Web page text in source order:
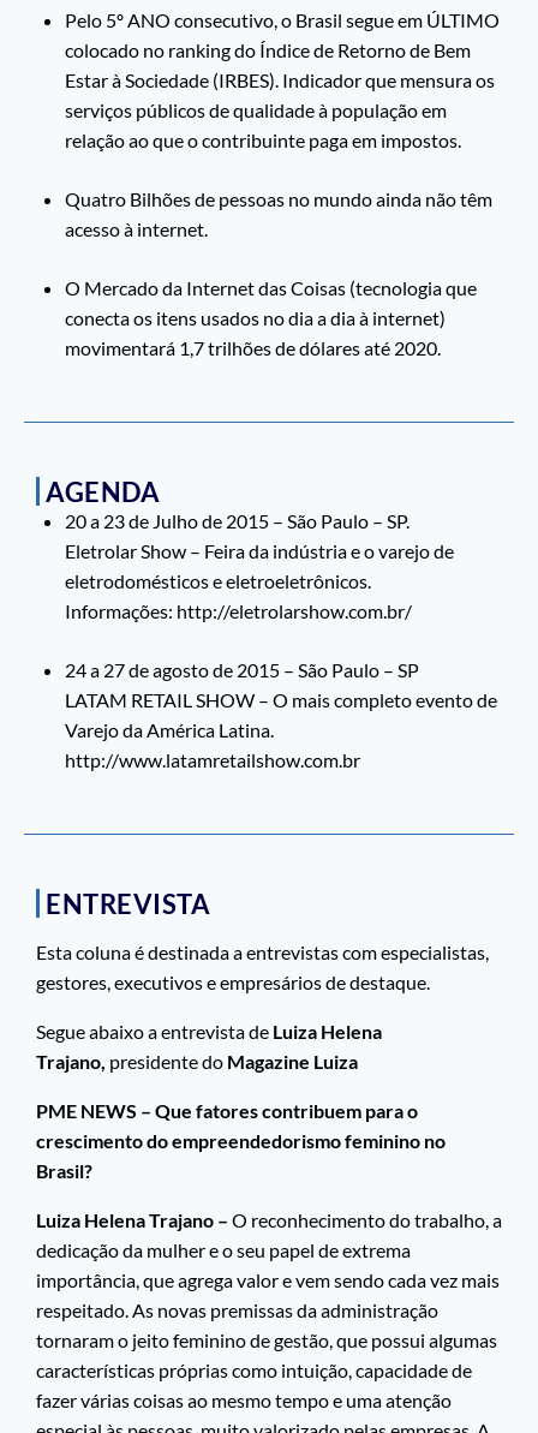
Pelo 5º ANO consecutivo, o Brasil segue em ÚLTIMO
colocado no ranking do Índice de Retorno de Bem
Estar à Sociedade (IRBES). Indicador que mensura os
serviços públicos de qualidade à população em
relação ao que o contribuinte paga em impostos.
Quatro Bilhões de pessoas no mundo ainda não têm
acesso à internet.
O Mercado da Internet das Coisas (tecnologia que
conecta os itens usados no dia a dia à internet)
movimentará 1,7 trilhões de dólares até 2020.
AGENDA
20 a 23 de Julho de 2015 – São Paulo – SP.
Eletrolar Show – Feira da indústria e o varejo de
eletrodomésticos e eletroeletrônicos.
Informações: http://eletrolarshow.com.br/
24 a 27 de agosto de 2015 – São Paulo – SP
LATAM RETAIL SHOW – O mais completo evento de
Varejo da América Latina.
http://www.latamretailshow.com.br
ENTREVISTA
Esta coluna é destinada a entrevistas com especialistas,
gestores, executivos e empresários de destaque.
Segue abaixo a entrevista de Luiza Helena
Trajano presidente do Magazine Luiza
PME NEWS – Que fatores contribuem para o
crescimento do empreendedorismo feminino no
Brasil?
Luiza Helena Trajano – O reconhecimento do trabalho, a
dedicação da mulher e o seu papel de extrema
importância, que agrega valor e vem sendo cada vez mais
respeitado. As novas premissas da administração
tornaram o jeito feminino de gestão, que possui algumas
características próprias como intuição, capacidade de
fazer várias coisas ao mesmo tempo e uma atenção